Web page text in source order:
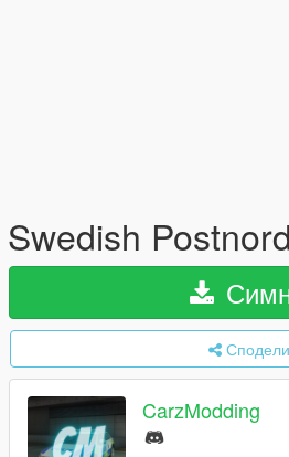
Swedish
Сподели
CarzModding